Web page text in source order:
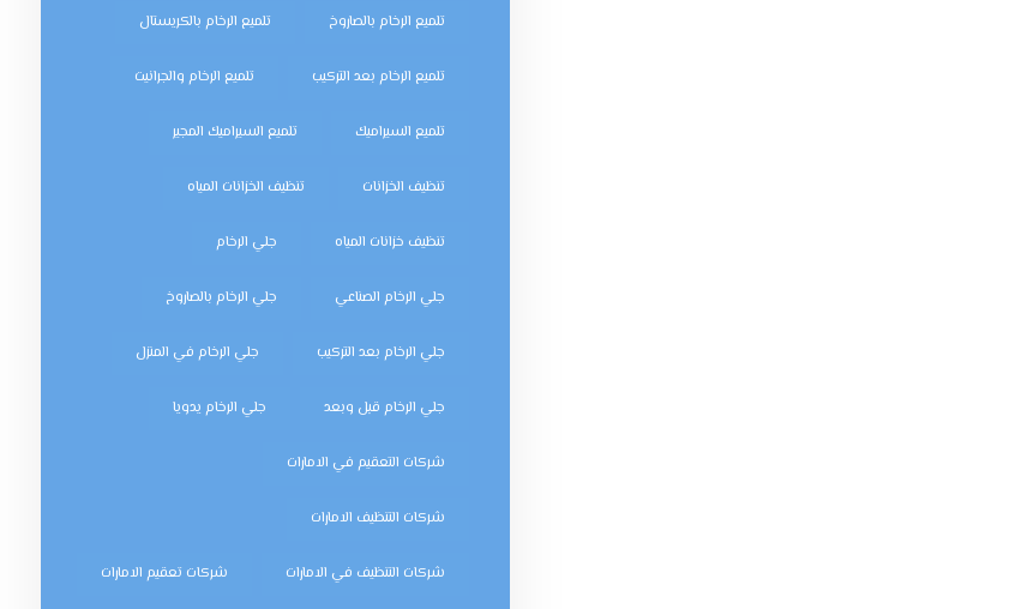
تلميع الرخام بالصاروخ تلميع الرخام بالكريستال
تلميع الرخام بعد التركيب تلميع الرخام والجرانيت
تلميع السيراميك تلميع السيراميك المجير
تنظيف الخزانات تنظيف الخزانات المياه
تنظيف خزانات المياه جلي الرخام
جلي الرخام الصناعي جلي الرخام بالصاروخ
جلي الرخام بعد التركيب جلي الرخام في المنزل
جلي الرخام قبل وبعد جلي الرخام يدويا
شركات التعقيم في الامارات
شركات التنظيف الامارات
شركات التنظيف في الامارات شركات تعقيم الامارات